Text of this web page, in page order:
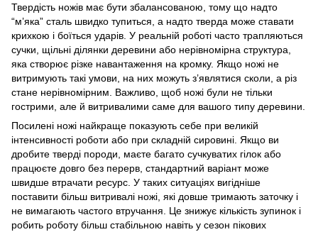
Твердість ножів має бути збалансованою, тому що надто
“м’яка” сталь швидко тупиться, а надто тверда може ставати
крихкою і боїться ударів. У реальній роботі часто трапляються
сучки, щільні ділянки деревини або нерівномірна структура,
яка створює різке навантаження на кромку. Якщо ножі не
витримують такі умови, на них можуть з’являтися сколи, а різ
стане нерівномірним. Важливо, щоб ножі були не тільки
гострими, але й витривалими саме для вашого типу деревини.
Посилені ножі найкраще показують себе при великій
інтенсивності роботи або при складній сировині. Якщо ви
дробите тверді породи, маєте багато сучкуватих гілок або
працюєте довго без перерв, стандартний варіант може
швидше втрачати ресурс. У таких ситуаціях вигідніше
поставити більш витривалі ножі, які довше тримають заточку і
не вимагають частого втручання. Це знижує кількість зупинок і
робить роботу більш стабільною навіть у сезон пікових